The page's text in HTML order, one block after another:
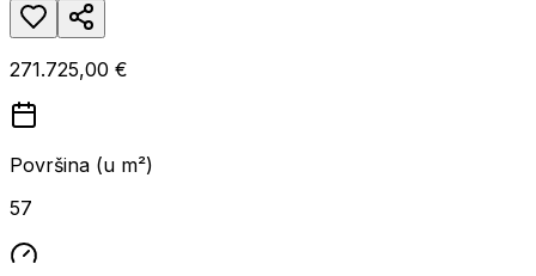
271.725,00 €
Površina (u m²)
57